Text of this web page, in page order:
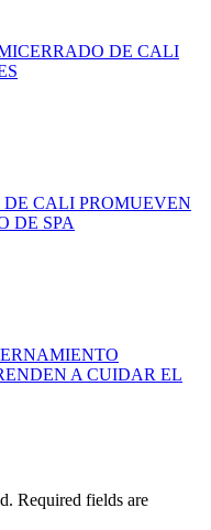
DE CALI
CALI PROMUEVEN
DE SPA
A CUIDAR EL
Required fields are